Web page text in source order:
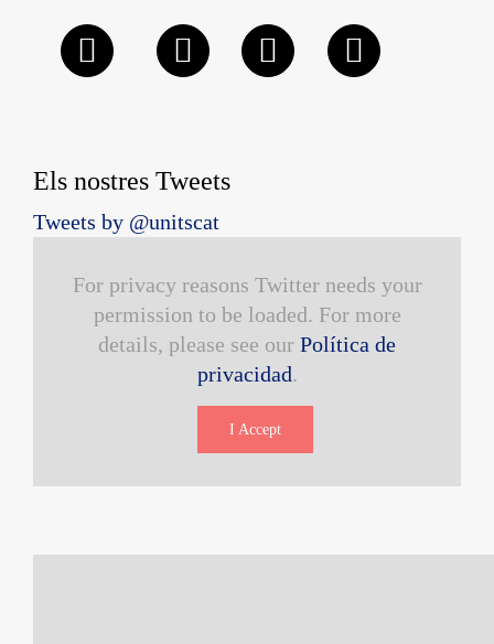
Els nostres Tweets
Tweets by @unitscat
For privacy reasons Twitter needs your
permission to be loaded. For more
details, please see our Política de
privacidad.
I Accept